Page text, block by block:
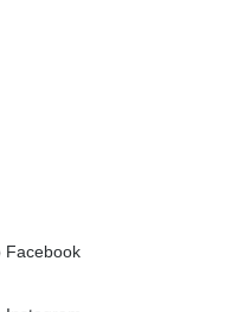
Facebook